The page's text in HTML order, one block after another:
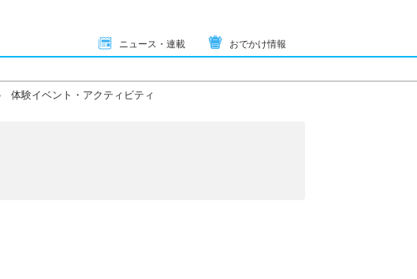
ニュース・連載 おでかけ情報
体験イベント・アクティビティ